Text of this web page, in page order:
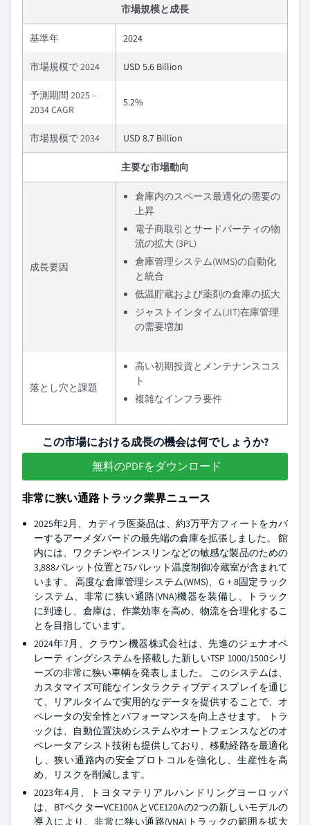
市場規模と成長
基準年 2024
市場規模で 2024 USD 5.6 Billion
予測期間 2025 –
2034 CAGR
5.2%
市場規模で 2034 USD 8.7 Billion
主要な市場動向
成長要因
倉庫内のスペース最適化の需要の
上昇
電子商取引とサードパーティの物
流の拡大 (3PL)
倉庫管理システム(WMS)の自動化
と統合
低温貯蔵および薬剤の倉庫の拡大
ジャストインタイム(JIT)在庫管理
の需要増加
落とし穴と課題
高い初期投資とメンテナンスコス
ト
複雑なインフラ要件
この市場における成長の機会は何でしょうか?
無料のPDFをダウンロード
非常に狭い通路トラック業界ニュース
2025年2月、カディラ医薬品は、約3万平方フィートをカバ
ーするアーメダバードの最先端の倉庫を拡張しました。 館
内には、ワクチンやインスリンなどの敏感な製品のための
3,888パレット位置と75パレット温度制御冷蔵室が含まれて
います。 高度な倉庫管理システム(WMS)、G + 8固定ラック
システム、非常に狭い通路(VNA)機器を装備し、トラック
に到達し、倉庫は、作業効率を高め、物流を合理化するこ
とを目指しています。
2024年7月、クラウン機器株式会社は、先進のジェナオペ
レーティングシステムを搭載した新しいTSP 1000/1500シリ
ーズの非常に狭い車輌を発表しました。 このシステムは、
カスタマイズ可能なインタラクティブディスプレイを通じ
て、リアルタイムで実用的なデータを提供することで、オ
ペレータの安全性とパフォーマンスを向上させます。 トラ
ックは、自動位置決めシステムやオートフェンスなどのオ
ペレータアシスト技術も提供しており、移動経路を最適化
し、狭い通路内の安全プロトコルを強化し、生産性を高
め、リスクを削減します。
2023年4月、トヨタマテリアルハンドリングヨーロッパ
は、BTベクターVCE100AとVCE120Aの2つの新しいモデルの
導入により、非常に狭い通路(VNA)トラックの範囲を拡大